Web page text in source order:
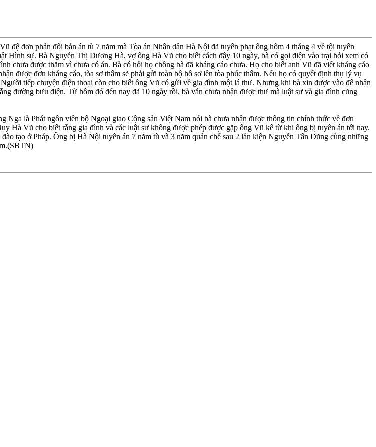
đệ đơn phản đối bản án tù 7 năm mà Tòa án Nhân dân Hà Nội đã tuyên phạt ông hôm 4 tháng 4 về tội tuyên
Hình sự. Bà Nguyễn Thị Dương Hà, vợ ông Hà Vũ cho biết cách đây 10 ngày, bà có gọi điện vào trại hỏi xem có
chưa được thăm vì chưa có án. Bà có hỏi họ chồng bà đã kháng cáo chưa. Họ cho biết anh Vũ đã viết kháng cáo
được đơn kháng cáo, tòa sơ thẩm sẽ phải gửi toàn bộ hồ sơ lên tòa phúc thẩm. Nếu họ có quyết định thụ lý vụ
tiếp chuyện điện thoại còn cho biết ông Vũ có gửi về gia đình một lá thư. Nhưng khi bà xin được vào để nhận
đường bưu điện. Từ hôm đó đến nay đã 10 ngày rồi, bà vẫn chưa nhận được thư mà luật sư và gia đình cũng
Nga là Phát ngôn viên bộ Ngoại giao Cộng sản Việt Nam nói bà chưa nhận được thông tin chính thức về đơn
Hà Vũ cho biết rằng gia đình và các luật sư không được phép được gặp ông Vũ kể từ khi ông bị tuyên án tới nay.
tạo ở Pháp. Ông bị Hà Nội tuyên án 7 năm tù và 3 năm quản chế sau 2 lần kiện Nguyễn Tấn Dũng cùng những